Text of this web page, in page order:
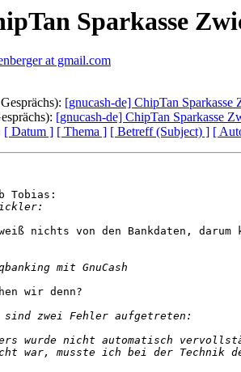
Sparkasse
at gmail.com
[gnucash-de] ChipTan
[gnucash-de] ChipTan Sparkasse
[ Datum ] [ Thema ] [ Betreff (Subject) ] [
Tobias:
nichts von den Bankdaten, darum
wir denn?